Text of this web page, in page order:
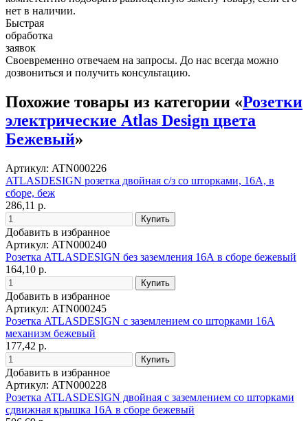
нет в наличии.
Быстрая
обработка
заявок
Своевременно отвечаем на запросы. До нас всегда можно
дозвониться и получить консультацию.
Похожие товары из категории «Розетки
электрические Atlas Design цвета
Бежевый»
Артикул: ATN000226
ATLASDESIGN розетка двойная с/з со шторками, 16А, в
сборе, беж
286,11 р.
Добавить в избранное
Артикул: ATN000240
Розетка ATLASDESIGN без заземления 16А в сборе бежевый
164,10 р.
Добавить в избранное
Артикул: ATN000245
Розетка ATLASDESIGN с заземлением со шторками 16А
механизм бежевый
177,42 р.
Добавить в избранное
Артикул: ATN000228
Розетка ATLASDESIGN двойная с заземлением со шторками
сдвижная крышка 16А в сборе бежевый